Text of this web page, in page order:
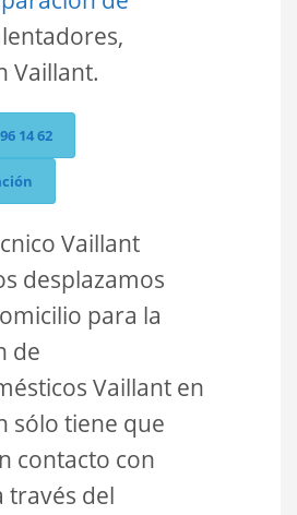
Vaillant.
14 62
Vaillant
desplazamos
para la
de
Vaillant en
sólo tiene que
contacto con
través del